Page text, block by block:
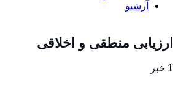
آرشیو
ارزیابی منطقی و اخلاقی
1 خبر